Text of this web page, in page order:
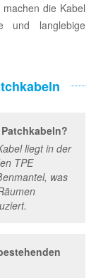
die Kabel
und langlebige
liegt in der
TPE
was